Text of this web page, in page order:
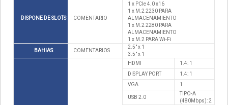
DISPONE DE SLOTS COMENTARIO
1 x PCIe 4.0 x16
1 x M.2 2230 PARA
ALMACENAMIENTO
1 x M.2 2280 PARA
ALMACENAMIENTO
1 x M.2 PARA Wi-Fi
BAHIAS
COMENTARIOS
2.5" x 1
3.5" x 1
HDMI
1.4: 1
DISPLAY PORT
1.4: 1
VGA
1
USB 2.0
TIPO-A
(480Mbps): 2